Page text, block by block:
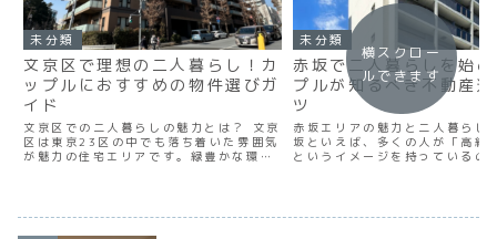
未分類
文京区で理想の二人暮らし！カ
ップルにおすすめの物件選びガ
イド
文京区での二人暮らしの魅力とは？ 文京
区は東京23区の中でも落ち着いた雰囲気
が魅力の住宅エリアです。緑豊かな環境
不動産賃貸仲介業に...
未分類
赤坂で二人暮らしを始
プルが知るべき不動産
ツ
赤坂エリアの魅力と二人暮らし
坂といえば、多くの人が「高級
というイメージを持っているの
級エリアではありません...
横スクロー
ルできます